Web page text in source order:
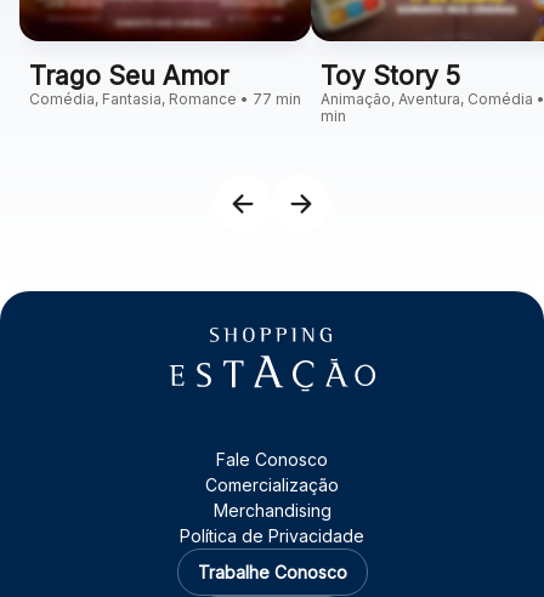
Trago Seu Amor
Comédia, Fantasia, Romance • 77 min
Toy Story 5
Animação, Aventura, Comédia
min
Fale Conosco
Comercialização
Merchandising
Política de Privacidade
Trabalhe Conosco